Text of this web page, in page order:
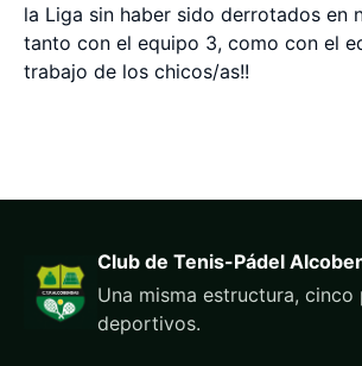
la Liga sin haber sido derrotados en
tanto con el equipo 3, como con el
trabajo de los chicos/as!!
Club de Tenis-Pádel
Una misma estructura, cinco
deportivos.